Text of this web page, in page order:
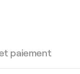
paiement